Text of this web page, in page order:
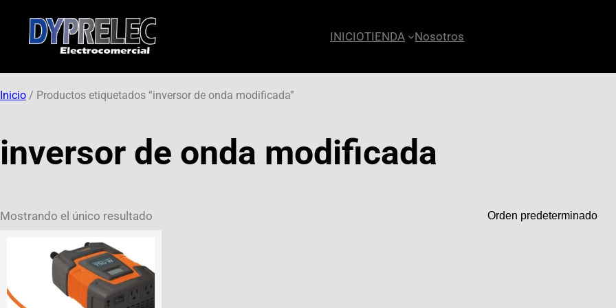
INICIOTIENDA Nosotros
Inicio / Productos etiquetados “inversor de onda modificada”
inversor de onda modificada
Mostrando el único resultado